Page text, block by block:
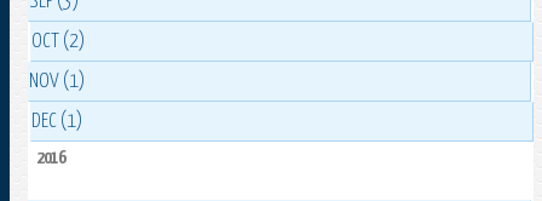
OCT (2)
NOV (1)
DEC (1)
2016